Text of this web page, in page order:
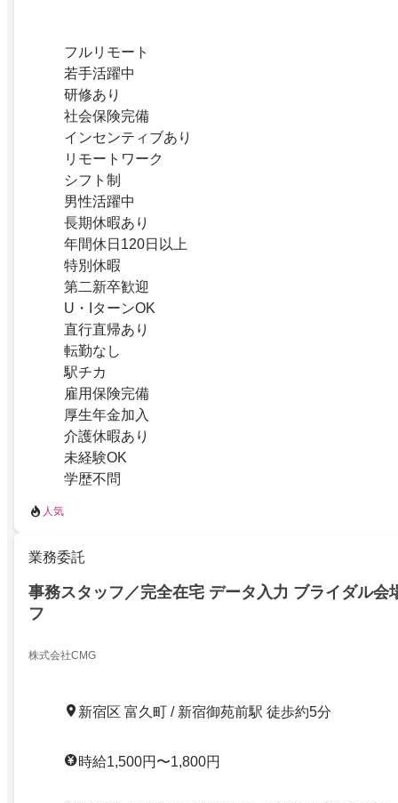
フルリモート
若手活躍中
研修あり
社会保険完備
インセンティブあり
リモートワーク
シフト制
男性活躍中
長期休暇あり
年間休日120日以上
特別休暇
第二新卒歓迎
U・IターンOK
直行直帰あり
転勤なし
駅チカ
雇用保険完備
厚生年金加入
介護休暇あり
未経験OK
学歴不問
人気
業務委託
事務スタッフ／完全在宅 データ入力 ブライダル会
フ
株式会社CMG
新宿区 富久町 / 新宿御苑前駅 徒歩約5分
時給1,500円〜1,800円